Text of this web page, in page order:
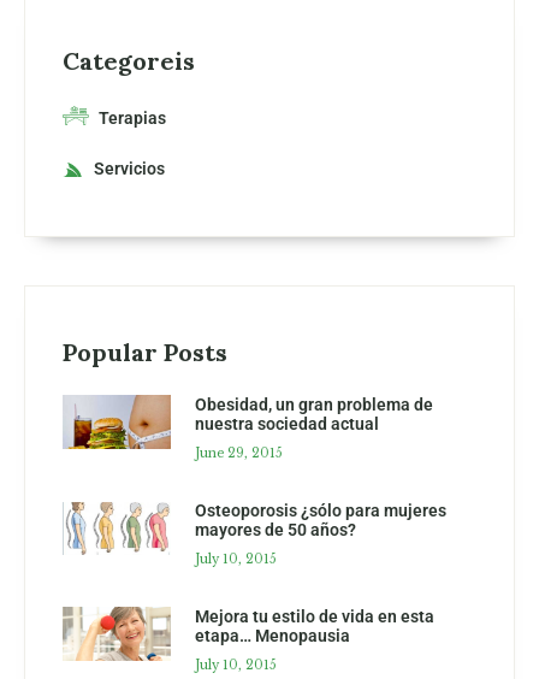
Categoreis
Terapias
Servicios
Popular Posts
Obesidad, un gran problema de
nuestra sociedad actual
June 29, 2015
Osteoporosis ¿sólo para mujeres
mayores de 50 años?
July 10, 2015
Mejora tu estilo de vida en esta
etapa… Menopausia
July 10, 2015